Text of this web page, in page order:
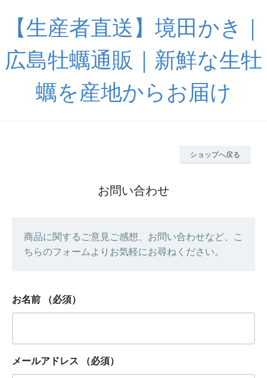
【生産者直送】境田かき｜
広島牡蠣通販｜新鮮な生牡
蠣を産地からお届け
ショップへ戻る
お問い合わせ
商品に関するご意見ご感想、お問い合わせなど、こ
ちらのフォームよりお気軽にお尋ねください。
お名前 （必須）
メールアドレス （必須）